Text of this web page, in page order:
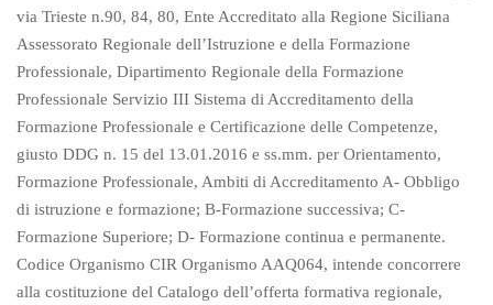
via Trieste n.90, 84, 80, Ente Accreditato alla Regione Siciliana
Assessorato Regionale dell’Istruzione e della Formazione
Professionale, Dipartimento Regionale della Formazione
Professionale Servizio III Sistema di Accreditamento della
Formazione Professionale e Certificazione delle Competenze,
giusto DDG n. 15 del 13.01.2016 e ss.mm. per Orientamento,
Formazione Professionale, Ambiti di Accreditamento A- Obbligo
di istruzione e formazione; B-Formazione successiva; C-
Formazione Superiore; D- Formazione continua e permanente.
Codice Organismo CIR Organismo AAQ064, intende concorrere
alla costituzione del Catalogo dell’offerta formativa regionale,